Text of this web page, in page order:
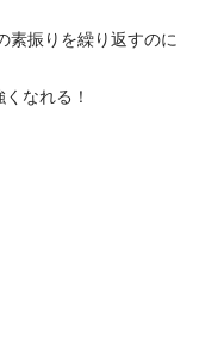
素振りを繰り返すのに
なれる！